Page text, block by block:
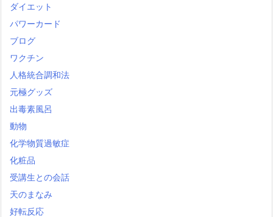
ダイエット
パワーカード
ブログ
ワクチン
人格統合調和法
元極グッズ
出毒素風呂
動物
化学物質過敏症
化粧品
受講生との会話
天のまなみ
好転反応